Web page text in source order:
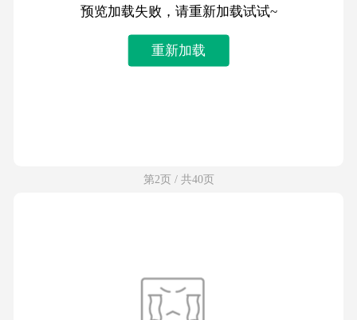
预览加载失败，请重新加载试试~
重新加载
第2页 / 共40页